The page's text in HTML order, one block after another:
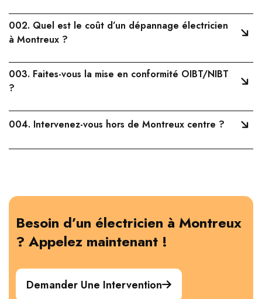
002. Quel est le coût d’un dépannage électricien
à Montreux ?
003. Faites-vous la mise en conformité OIBT/NIBT
?
004. Intervenez-vous hors de Montreux centre ?
Besoin d’un électricien à Montreux
? Appelez maintenant !
Demander Une Intervention